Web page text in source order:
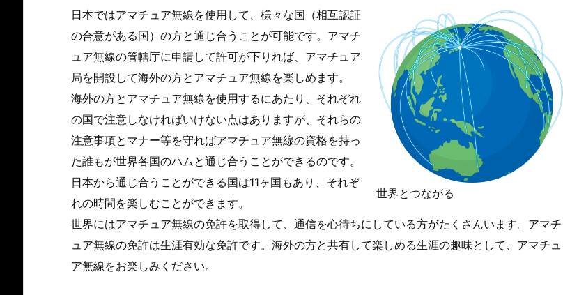
世界とつながる
日本ではアマチュア無線を使用して、様々な国（相互認証
の合意がある国）の方と通じ合うことが可能です。アマチ
ュア無線の管轄庁に申請して許可が下りれば、アマチュア
局を開設して海外の方とアマチュア無線を楽しめます。
海外の方とアマチュア無線を使用するにあたり、それぞれ
の国で注意しなければいけない点はありますが、それらの
注意事項とマナー等を守ればアマチュア無線の資格を持っ
た誰もが世界各国のハムと通じ合うことができるのです。
日本から通じ合うことができる国は11ヶ国もあり、それぞ
れの時間を楽しむことができます。
世界にはアマチュア無線の免許を取得して、通信を心待ちにしている方がたくさんいます。アマチ
ュア無線の免許は生涯有効な免許です。海外の方と共有して楽しめる生涯の趣味として、アマチュ
ア無線をお楽しみください。